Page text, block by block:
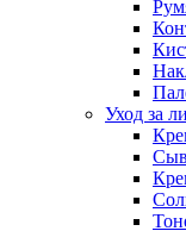
Уход за